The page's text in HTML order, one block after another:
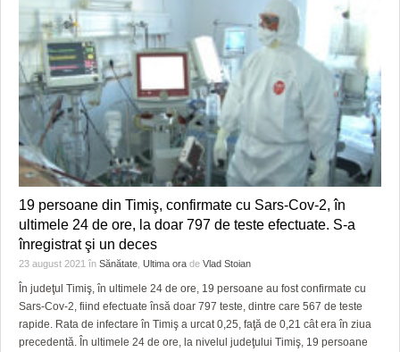
19 persoane din Timiş, confirmate cu Sars-Cov-2, în
ultimele 24 de ore, la doar 797 de teste efectuate. S-a
înregistrat şi un deces
23 august 2021 în Sănătate Ultima ora de Vlad Stoian
În judeţul Timiş, în ultimele 24 de ore, 19 persoane au fost confirmate cu
Sars-Cov-2, fiind efectuate însă doar 797 teste, dintre care 567 de teste
rapide. Rata de infectare în Timiş a urcat 0,25, faţă de 0,21 cât era în ziua
precedentă. În ultimele 24 de ore, la nivelul judeţului Timiş, 19 persoane